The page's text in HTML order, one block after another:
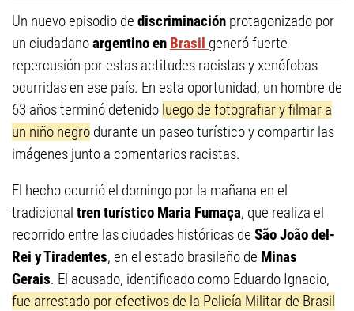
Un nuevo episodio de discriminación protagonizado por
un ciudadanoargentino en Brasil generó fuerte
repercusión por estas actitudes racistas y xenófobas
ocurridas en ese país. En esta oportunidad, un hombre de
63 años terminó detenido luego de fotografiar y filmar a
un niño negro durante un paseo turístico y compartir las
imágenes junto a comentarios racistas.
El hecho ocurrió el domingo por la mañana en el
tradicional tren turístico Maria Fumaça, que realiza el
recorrido entre las ciudades históricas de São João del-
Rei y Tiradentes, en el estado brasileño de Minas
Gerais. El acusado, identificado como Eduardo Ignacio,
fue arrestado por efectivos de la Policía Militar de Brasil